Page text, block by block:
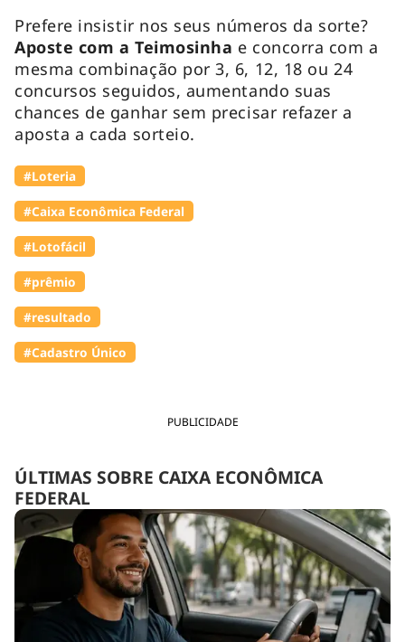
PUBLICIDADE
ÚLTIMAS SOBRE CAIXA ECONÔMICA
FEDERAL
Prefere insistir nos seus números da sorte?
Aposte com a Teimosinha e concorra com a
mesma combinação por 3, 6, 12, 18 ou 24
concursos seguidos, aumentando suas
chances de ganhar sem precisar refazer a
aposta a cada sorteio.
#Loteria
#Caixa Econômica Federal
#Lotofácil
#prêmio
#resultado
#Cadastro Único